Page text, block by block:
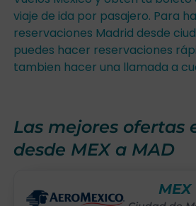
viaje de ida por pasajero. Para
reservaciones Madrid desde
puedes hacer reservaciones
tambien hacer una llamada a
Las mejores ofertas
desde MEX a MAD
MEX